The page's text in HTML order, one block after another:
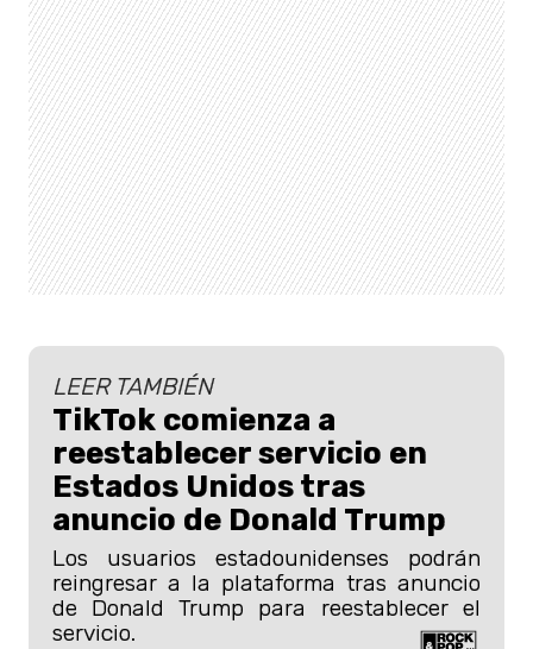
LEER TAMBIÉN
TikTok comienza a
reestablecer servicio en
Estados Unidos tras
anuncio de Donald Trump
Los usuarios estadounidenses podrán
reingresar a la plataforma tras anuncio
de Donald Trump para reestablecer el
servicio.